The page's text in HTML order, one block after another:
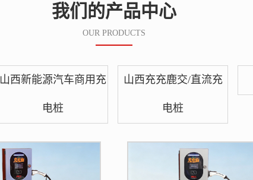
我们的产品中心
OUR PRODUCTS
山西新能源汽车商用充
电桩
山西充充鹿交/直流充
电桩